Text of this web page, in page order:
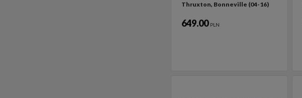
Thruxton, Bonneville (04-16)
649.00 PLN